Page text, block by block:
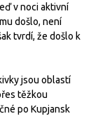
v noci aktivní
došlo, není
tvrdí, že došlo k
jsou oblastí
těžkou
po Kupjansk